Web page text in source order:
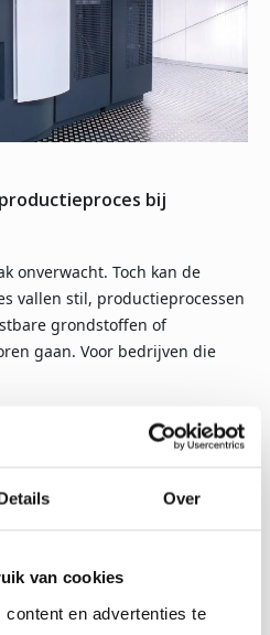
Over
van cookies
en advertenties te
bij
onverwacht. Toch kan de
vallen stil, productieprocessen
grondstoffen of
gaan. Voor bedrijven die